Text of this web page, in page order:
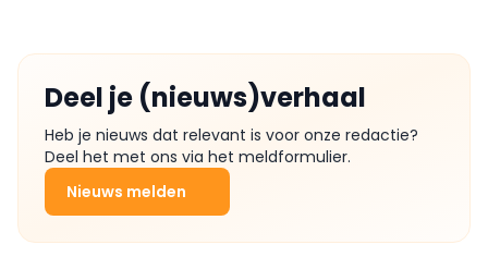
Deel je (nieuws)verhaal
Heb je nieuws dat relevant is voor onze redactie?
Deel het met ons via het meldformulier.
Nieuws melden